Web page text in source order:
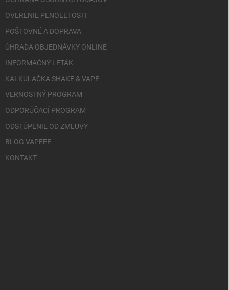
OVERENIE PLNOLETOSTI
POŠTOVNÉ A DOPRAVA
ÚHRADA OBJEDNÁVKY ONLINE
INFORMAČNÝ LETÁK
KALKULAČKA SHAKE & VAPE
VERNOSTNÝ PROGRAM
ODPORÚČACÍ PROGRAM
ODSTÚPENIE OD ZMLUVY
BLOG VAPEEE
KONTAKT